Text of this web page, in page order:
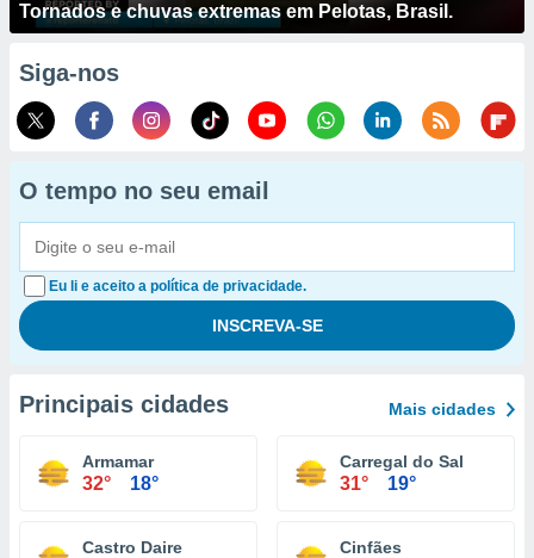
Tornados e chuvas extremas em Pelotas, Brasil.
Siga-nos
O tempo no seu email
Eu li e aceito a política de privacidade.
Principais cidades Mais cidades
Armamar
32° 18°
Carregal do Sal
31° 19°
Castro Daire Cinfães